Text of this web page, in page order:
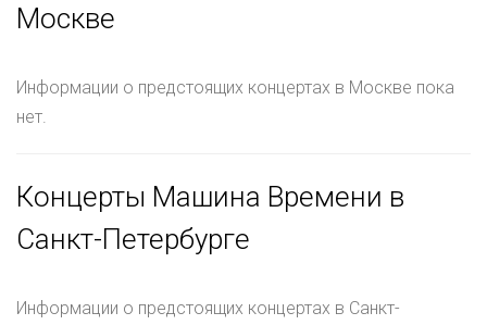
Москве
Информации о предстоящих концертах в Москве пока
нет.
Концерты Машина Времени в
Санкт-Петербурге
Информации о предстоящих концертах в Санкт-